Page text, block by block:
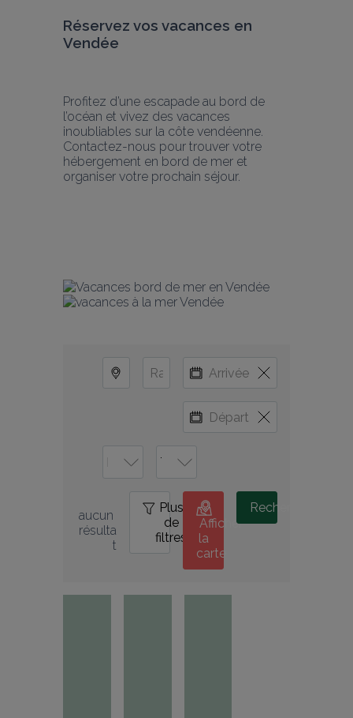
Réservez vos vacances en
Vendée
Profitez d’une escapade au bord de
l’océan et vivez des vacances
inoubliables sur la côte vendéenne.
Contactez-nous pour trouver votre
hébergement en bord de mer et
organiser votre prochain séjour.
aucun
résulta
t
Plus
de
filtres
Afficher
la
carte
Rechercher